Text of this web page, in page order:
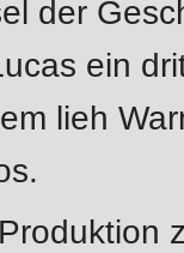
der
ein
lieh